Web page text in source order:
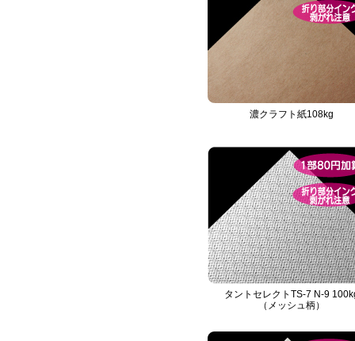
濃クラフト紙108kg
タントセレクトTS-7 N-9
（メッシュ柄）